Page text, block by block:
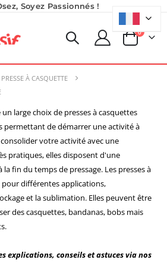
Soyez Passionnés !
Panier
0produits
PRESSE À CASQUETTE
large choix de presses à casquettes
permettant de démarrer une activité à
votre activité avec une
pratiques, elles disposent d'une
fin du temps de pressage. Les presses à
différentes applications,
et la sublimation. Elles peuvent être
des casquettes, bandanas, bobs mais
explications, conseils et astuces via nos
€
€
Nouveauté ! Tour de rangement pour Flex ou Vinyle - 36 emplacements
0%
1 621,14 €
1 350,95 €
Rating:
0%
240,83 €